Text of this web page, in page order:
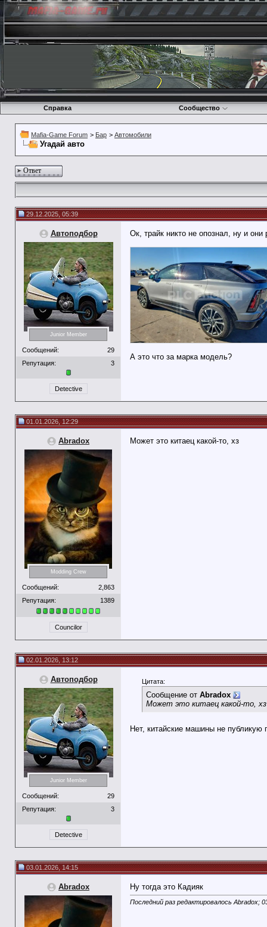
Справка Сообщество
Mafia-Game Forum > Бар > Автомобили
Угадай авто
Ответ
29.12.2025, 05:39
Автоподбор
Junior Member
Сообщений:
29
Репутация:
3
Detective
Ок, трайк никто не опознал, ну и они
А это что за марка модель?
01.01.2026, 12:29
Abradox
Modding Crew
Сообщений:
2,863
Репутация:
1389
Councilor
Может это китаец какой-то, хз
02.01.2026, 13:12
Автоподбор
Junior Member
Сообщений:
29
Репутация:
3
Detective
Цитата:
Сообщение от Abradox
Может это китаец какой-то, хз
Нет, китайские машины не публикую
03.01.2026, 14:15
Abradox Ну тогда это Кадияк
Последний раз редактировалось Abradox;